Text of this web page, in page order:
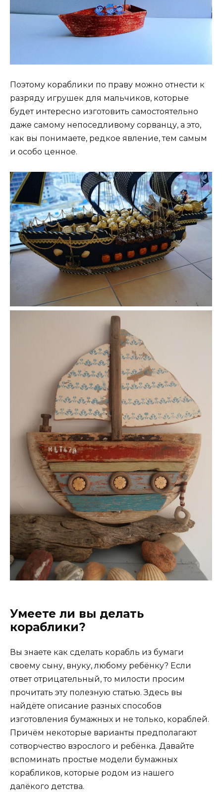
Поэтому кораблики по праву можно отнести к
разряду игрушек для мальчиков, которые
будет интересно изготовить самостоятельно
даже самому непоседливому сорванцу, а это,
как вы понимаете, редкое явление, тем самым
и особо ценное.
Умеете ли вы делать
кораблики?
Вы знаете как сделать корабль из бумаги
своему сыну, внуку, любому ребёнку? Если
ответ отрицательный, то милости просим
прочитать эту полезную статью. Здесь вы
найдёте описание разных способов
изготовления бумажных и не только, кораблей.
Причём некоторые варианты предполагают
сотворчество взрослого и ребёнка. Давайте
вспоминать простые модели бумажных
корабликов, которые родом из нашего
далёкого детства.